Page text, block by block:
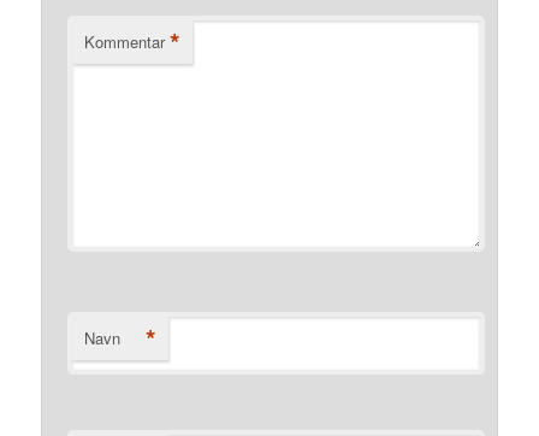
Kommentar *
Navn *